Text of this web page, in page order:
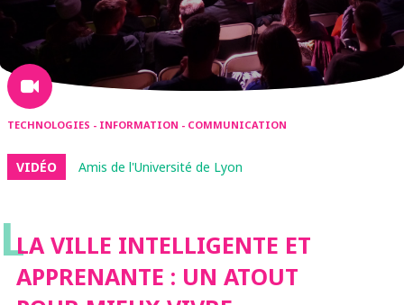
TECHNOLOGIES - INFORMATION - COMMUNICATION
VIDÉO Amis de l'Université de Lyon
LLA VILLE INTELLIGENTE ET
APPRENANTE : UN ATOUT